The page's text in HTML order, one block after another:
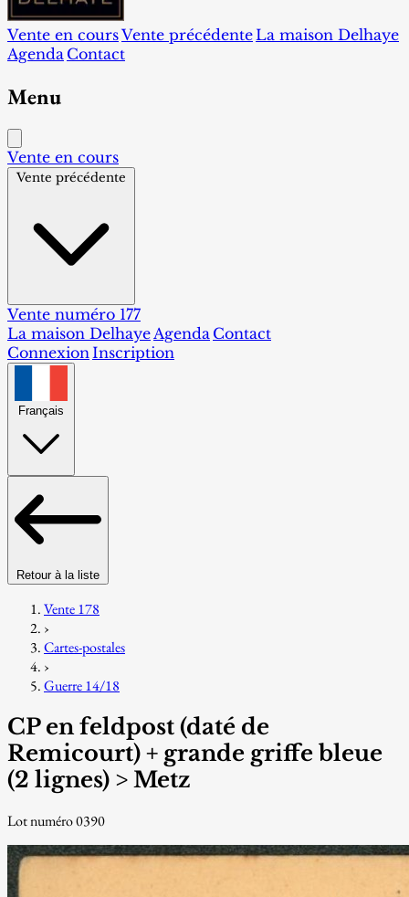
Vente en coursVente précédente La maison Delhaye
Agenda Contact
Menu
Vente en cours
Vente précédente
Vente numéro 177
La maison DelhayeAgenda Contact
ConnexionInscription
Français
Retour à la liste
Vente 178
›
Cartes-postales
›
Guerre 14/18
CP en feldpost (daté de
Remicourt) + grande griffe bleue
(2 lignes) > Metz
Lot numéro 0390